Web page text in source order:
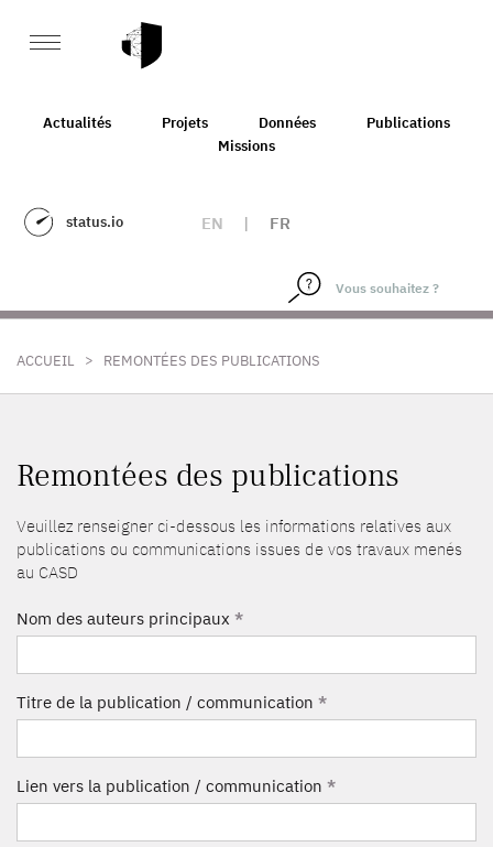
Actualités Projets Données
Publications
Missions
status.io EN | FR
ACCUEIL > REMONTÉES DES PUBLICATIONS
Remontées des publications
Veuillez renseigner ci-dessous les informations relatives aux
publications ou communications issues de vos travaux menés
au CASD
Nom des auteurs principaux *
Titre de la publication / communication *
Lien vers la publication / communication *